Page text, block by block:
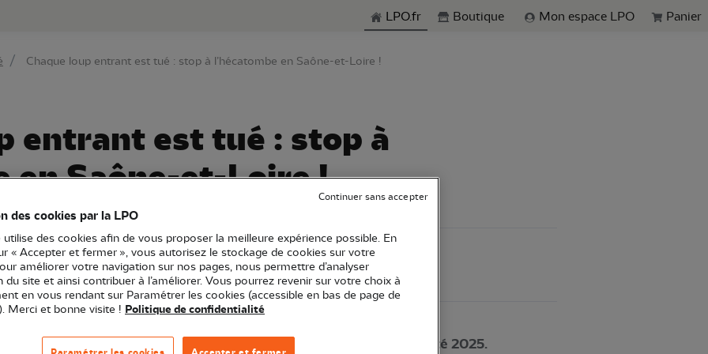
Aller à la rechercheLPO.fr Boutique Mon espace LPO Panier
Chaque loup entrant est tué : stop à l’hécatombe en Saône-et-Loire !
entrant est tué : stop à
en Saône-et-Loire !
Comté
Communiqué de presse
pousse à faire le point sur la situation du Loup en Région cet été 2025.
des cookies par la LPO
des cookies afin de vous proposer la meilleure expérience possible. En
« Accepter et fermer », vous autorisez le stockage de cookies sur votre
améliorer votre navigation sur nos pages, nous permettre d’analyser
du site et ainsi contribuer à l’améliorer. Vous pourrez revenir sur votre choix à
en vous rendant sur Paramétrer les cookies (accessible en bas de page de
Merci et bonne visite ! Politique de confidentialité
Continuer sans accepter